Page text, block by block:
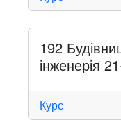
192
інженерія
Курс